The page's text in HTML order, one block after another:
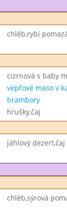
chléb,rybí
cizrnová s baby
vepřové maso v
brambory
hrušky,čaj
jáhlový dezert,čaj
chléb,sýrová